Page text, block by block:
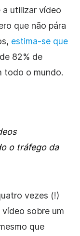
a utilizar vídeo
que não pára
estima-se que
82% de
todo o mundo.
o tráfego da
vezes (!)
sobre um
que